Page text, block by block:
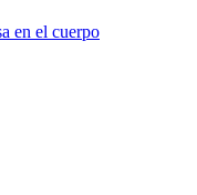
en el cuerpo